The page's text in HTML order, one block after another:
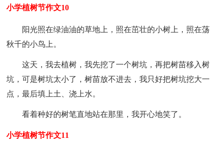
小学植树节作文10
阳光照在绿油油的草地上，照在茁壮的小树上，照在荡
秋千的小鸟上。
这天，我去植树，我先挖了一个树坑，再把树苗移入树
坑，可是树坑太小了，树苗放不进去，我只好把树坑挖大一
点，最后填上土、浇上水。
看着种好的树笔直地站在那里，我开心地笑了。
小学植树节作文11